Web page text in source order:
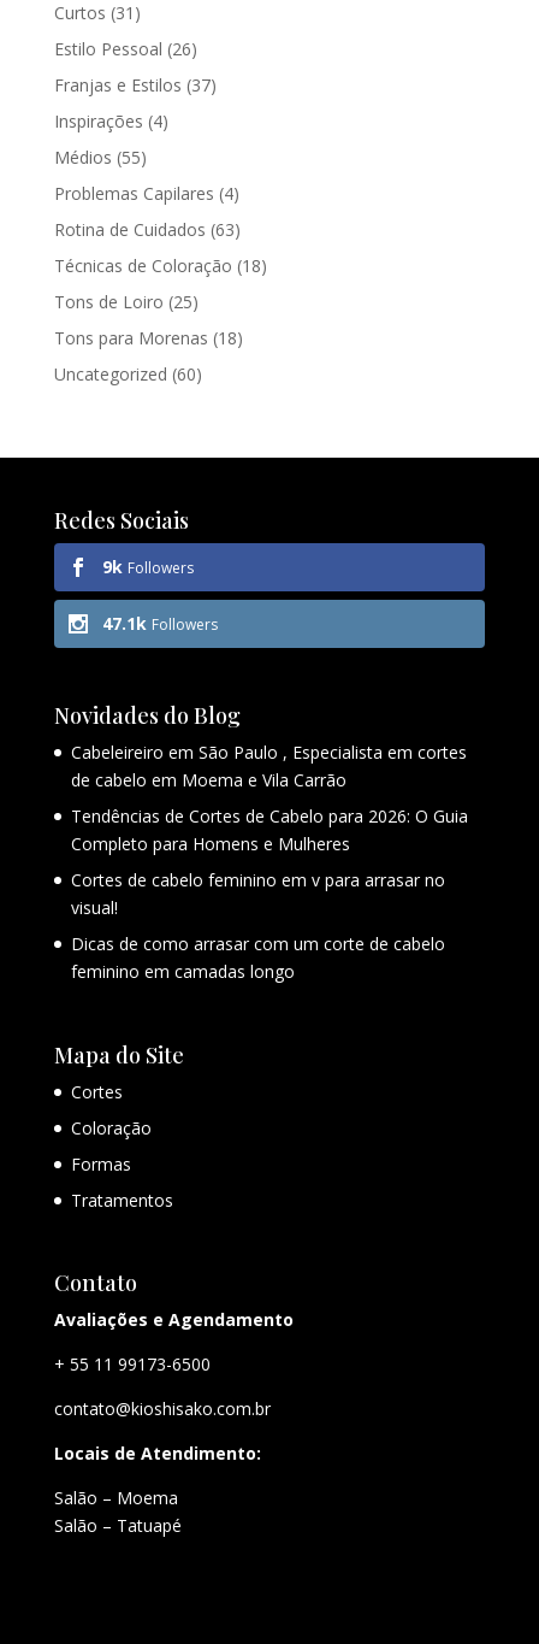
Curtos (31)
Estilo Pessoal (26)
Franjas e Estilos (37)
Inspirações (4)
Médios (55)
Problemas Capilares (4)
Rotina de Cuidados (63)
Técnicas de Coloração (18)
Tons de Loiro (25)
Tons para Morenas (18)
Uncategorized (60)
Redes Sociais
9k Followers
47.1k Followers
Novidades do Blog
Cabeleireiro em São Paulo , Especialista em cortes
de cabelo em Moema e Vila Carrão
Tendências de Cortes de Cabelo para 2026: O Guia
Completo para Homens e Mulheres
Cortes de cabelo feminino em v para arrasar no
visual!
Dicas de como arrasar com um corte de cabelo
feminino em camadas longo
Mapa do Site
Cortes
Coloração
Formas
Tratamentos
Contato
Avaliações e Agendamento
+ 55 11 99173-6500
contato@kioshisako.com.br
Locais de Atendimento:
Salão – Moema
Salão – Tatuapé